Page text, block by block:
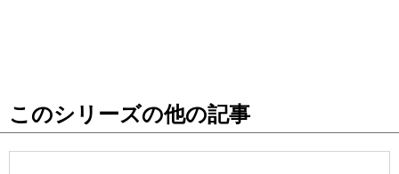
このシリーズの他の記事